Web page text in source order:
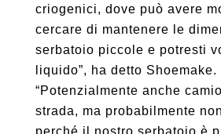
criogenici, dove può avere
cercare di mantenere le
serbatoio piccole e potresti
liquido”, ha detto Shoemake.
“Potenzialmente anche
strada, ma probabilmente
perché il nostro serbatoio è